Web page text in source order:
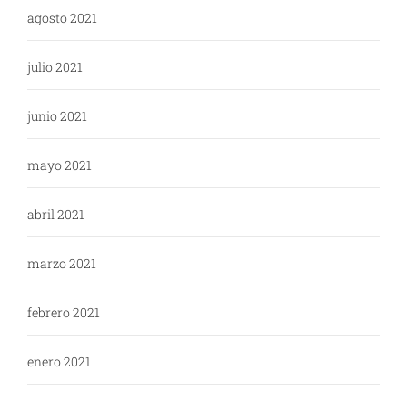
agosto 2021
julio 2021
junio 2021
mayo 2021
abril 2021
marzo 2021
febrero 2021
enero 2021